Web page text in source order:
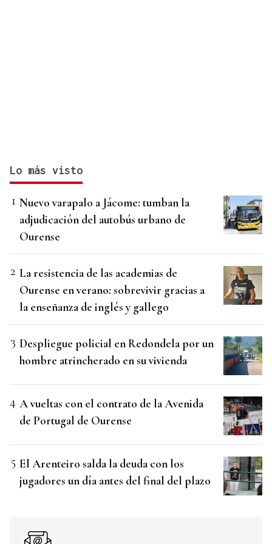
Lo más visto
Nuevo varapalo a Jácome: tumban la
adjudicación del autobús urbano de
Ourense
La resistencia de las academias de
Ourense en verano: sobrevivir gracias a
la enseñanza de inglés y gallego
Despliegue policial en Redondela por un
hombre atrincherado en su vivienda
A vueltas con el contrato de la Avenida
de Portugal de Ourense
El Arenteiro salda la deuda con los
jugadores un día antes del final del plazo